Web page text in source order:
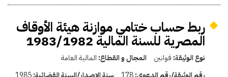
ربط حساب ختامي موازنة هيئة الأوقاف
المصرية للسنة المالية 1983/1982
نوع الوثيقة: قوانين المجال و القطاع: المالية العامة